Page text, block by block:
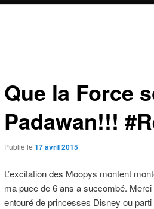
Que la Force
Padawan!!!
Publié le 17 avril 2015
L’excitation des Moopys montent
ma puce de 6 ans a succombé.
entouré de princesses Disney ou